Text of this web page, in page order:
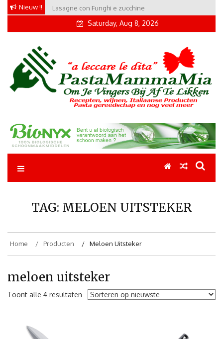
Skip
Nieuw !! Lasagne con Funghi e zucchine
Saturday, Aug 8, 2026
Pastamammamia
Pastarecepten om je vingers bij af te likken
TAG: MELOEN UITSTEKER
Home Producten Meloen Uitsteker
meloen uitsteker
Toont alle 4 resultaten